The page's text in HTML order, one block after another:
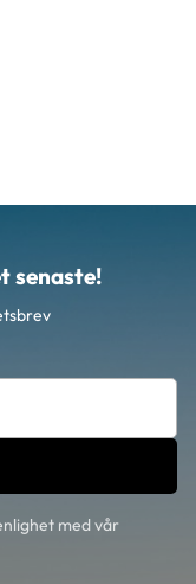
senaste!
med vår